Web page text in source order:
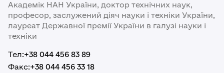
Академік НАН України, доктор технічних наук,
професор, заслужений діяч науки і техніки України,
лауреат Державної премії України в галузі науки і
техніки
Тел:+38 044 456 83 89
Факс:+38 044 456 33 18